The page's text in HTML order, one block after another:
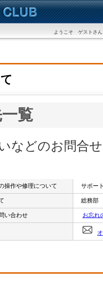
ようこそ ゲストさ
覧
などのお問合
操作や修理について サポー
総務部
い合わせ お忘れ